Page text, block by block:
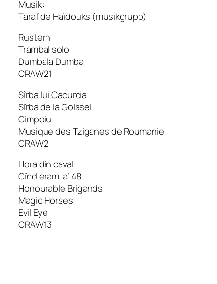
Musik:
Taraf de Haïdouks (musikgrupp)
Rustern
Trambal solo
Dumbala Dumba
CRAW21
Sîrba lui Cacurcia
Sîrba de la Golasei
Cimpoiu
Musique des Tziganes de Roumanie
CRAW2
Hora din caval
Cînd eram la’ 48
Honourable Brigands
Magic Horses
Evil Eye
CRAW13